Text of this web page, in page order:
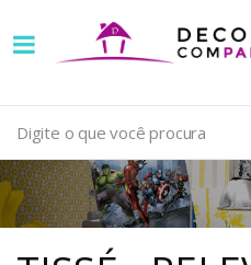
TISSÉ
-
Decore
com
papel
é
pioneira
em